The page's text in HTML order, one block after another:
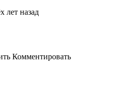
лет назад
Комментировать